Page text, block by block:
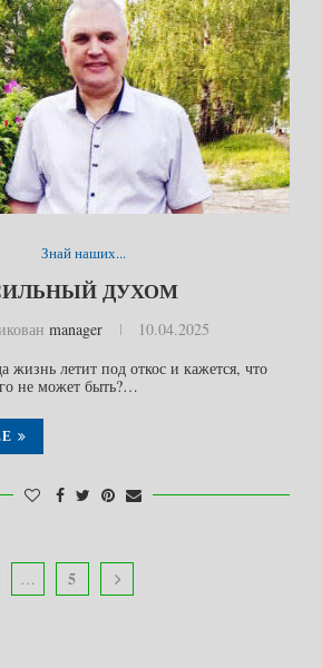
Знай наших...
ДУХОМ
manager
10.04.2025
жизнь летит под откос и кажется, что
не может быть?…
… 5